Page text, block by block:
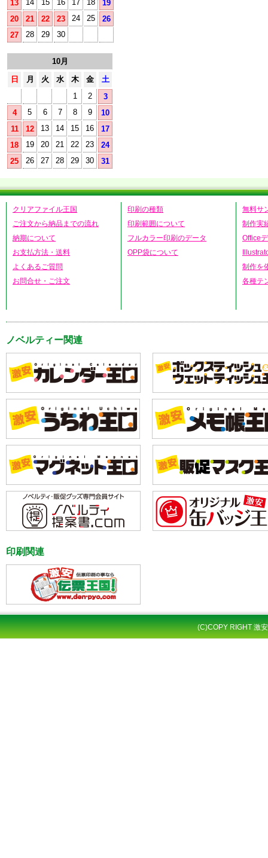
13 14 15 16 17 18
19
20
21 22 23 24 25
26
27
28 29 30
10月
日
月 火 水 木 金
土
1
2
3
4
5 6 7 8 9
10
11
12 13 14 15 16
17
18
19 20 21 22 23
24
25
26 27 28 29 30 31
クリアファイル王国
ご注文から納品までの流れ
納期について
お支払方法・送料
よくあるご質問
お問合せ・ご注文
印刷の種類
印刷範囲について
フルカラー印刷のデータ
OPP袋について
無料サ
制作実
Office
制作を
各種テ
ノベルティー関連
印刷関連
(C)COPY RIGHT 激